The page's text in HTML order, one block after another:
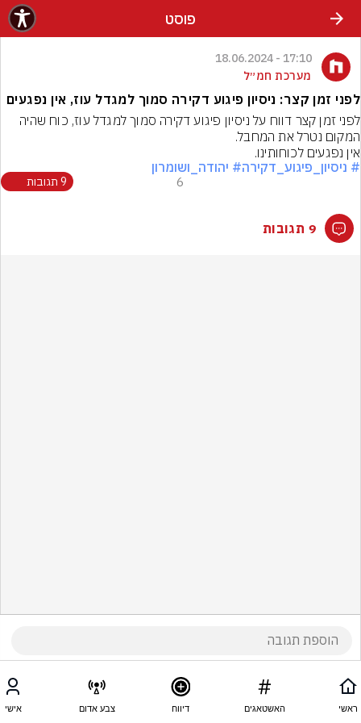
פוסט
17:10 - 18.06.2024
מערכת חמ״ל
לפני זמן קצר: ניסיון פיגוע דקירה סמוך למגדל עוז, אין נפגעים
אין נפגעים לכוחותינו.
# ניסיון_פיגוע_דקירה# יהודה_ושומרון
6 9 תגובות
9 תגובות
ראשי האשטאגים דיווח צבע אדום אישי